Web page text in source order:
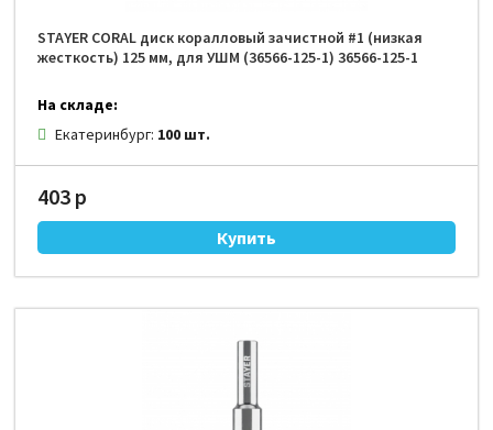
STAYER CORAL диск коралловый зачистной #1 (низкая
жесткость) 125 мм, для УШМ (36566-125-1) 36566-125-1
На складе:
Екатеринбург: 100 шт.
403 р